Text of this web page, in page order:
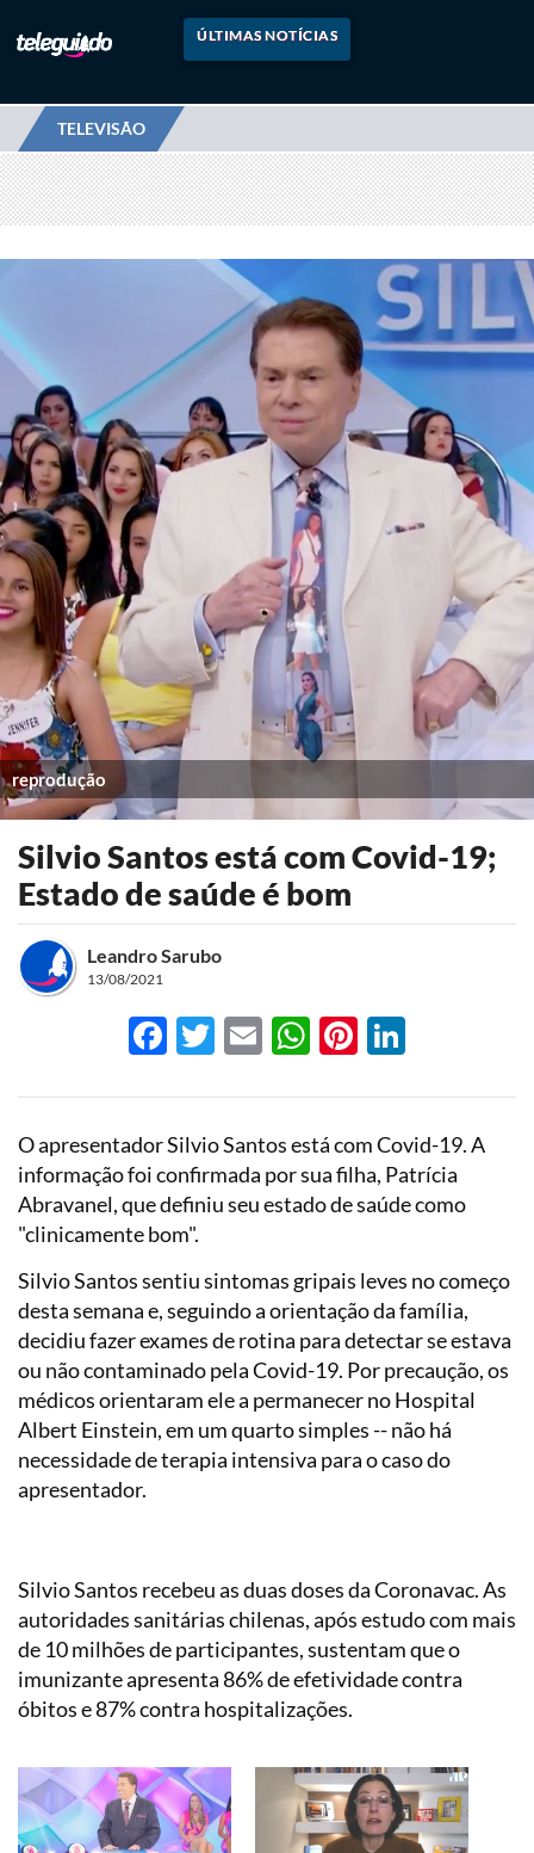
ÚLTIMAS NOTÍCIAS
TELEVISÃO
reprodução
Silvio Santos está com Covid-19;
Estado de saúde é bom
Leandro Sarubo
13/08/2021
Facebook
Twitter
EmailWhatsApp
Pinterest
O apresentador Silvio Santos está com Covid-19. A
informação foi confirmada por sua filha, Patrícia
Abravanel, que definiu seu estado de saúde como
"clinicamente bom".
Silvio Santos sentiu sintomas gripais leves no começo
desta semana e, seguindo a orientação da família,
decidiu fazer exames de rotina para detectar se estava
ou não contaminado pela Covid-19. Por precaução, os
médicos orientaram ele a permanecer no Hospital
Albert Einstein, em um quarto simples -- não há
necessidade de terapia intensiva para o caso do
apresentador.
Silvio Santos recebeu as duas doses da Coronavac. As
autoridades sanitárias chilenas, após estudo com mais
de 10 milhões de participantes, sustentam que o
imunizante apresenta 86% de efetividade contra
óbitos e 87% contra hospitalizações.